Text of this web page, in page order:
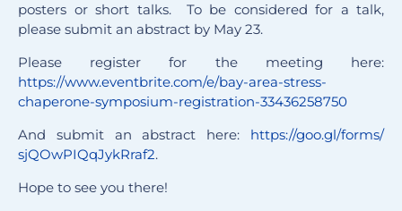
posters or short talks. To be considered for a talk,
please submit an abstract by May 23.
Please register for the meeting here:
https://www.eventbrite.com/e/bay-area-stress-
chaperone-symposium-registration-33436258750
And submit an abstract here: https://goo.gl/forms/
sjQOwPIQqJykRraf2.
Hope to see you there!